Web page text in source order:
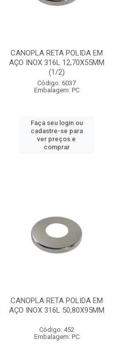
CANOPLA RETA POLIDA EM
AÇO INOX 316L 12,70X55MM
(1/2)
Código: 6037
Embalagem: PC
Faça seu login ou
cadastre-se para
ver preços e
comprar
CANOPLA RETA POLIDA EM
AÇO INOX 316L 50,80X95MM
Código: 452
Embalagem: PC